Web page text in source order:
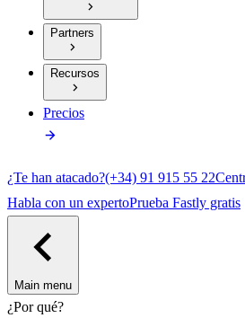
Partners
Recursos
Precios
¿Te han atacado?(+34) 91 915 55 22
Habla con un expertoPrueba Fastly gratis
Main menu
¿Por qué?